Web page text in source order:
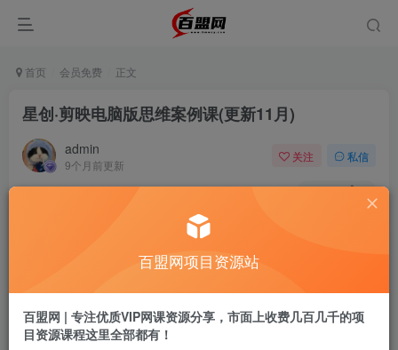
首页 会员免费 正文
星创·剪映电脑版思维案例课(更新11月)
admin
9个月前更新
关注 私信
414 6
星创·剪映电脑版思维案例课(更新11月)
此内容为付费阅读，请付费后查看
盟币9.9
年卡会员 免费
百盟网项目资源站
百盟网 | 专注优质VIP网课资源分享，市面上收费几百几千的项
目资源课程这里全部都有！